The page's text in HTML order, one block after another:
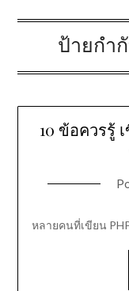
ป้ายกำ
10 ข้อควรรู้
หลายคนที่เขียน